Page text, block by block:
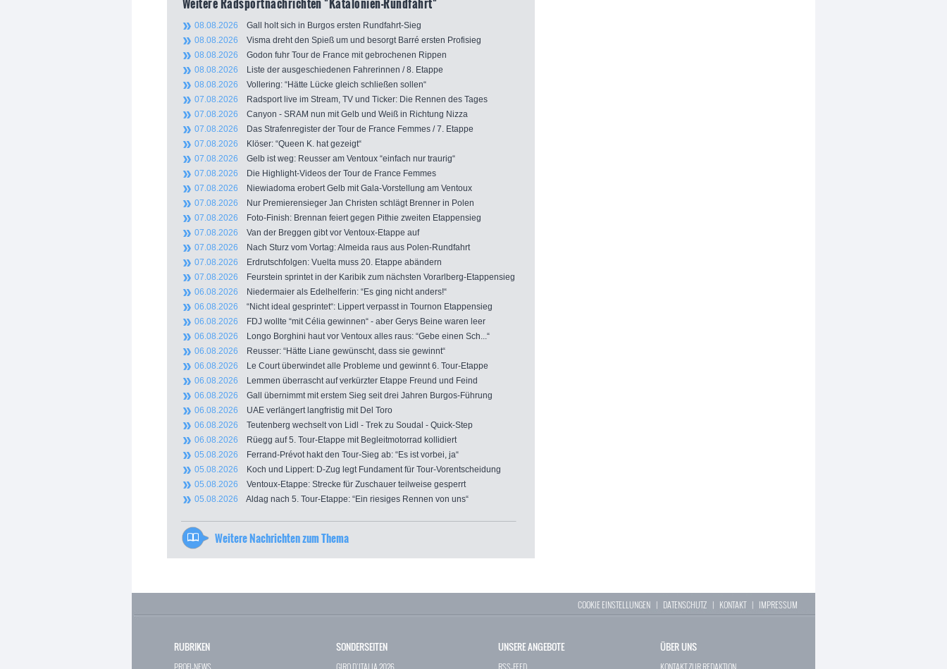
Weitere Radsportnachrichten "Katalonien-Rundfahrt"
08.08.2026 Gall holt sich in Burgos ersten Rundfahrt-Sieg
08.08.2026 Visma dreht den Spieß um und besorgt Barré ersten Profisieg
08.08.2026 Godon fuhr Tour de France mit gebrochenen Rippen
08.08.2026 Liste der ausgeschiedenen Fahrerinnen / 8. Etappe
08.08.2026 Vollering: “Hätte Lücke gleich schließen sollen“
07.08.2026 Radsport live im Stream, TV und Ticker: Die Rennen des Tages
07.08.2026 Canyon - SRAM nun mit Gelb und Weiß in Richtung Nizza
07.08.2026 Das Strafenregister der Tour de France Femmes / 7. Etappe
07.08.2026 Klöser: “Queen K. hat gezeigt“
07.08.2026 Gelb ist weg: Reusser am Ventoux “einfach nur traurig“
07.08.2026 Die Highlight-Videos der Tour de France Femmes
07.08.2026 Niewiadoma erobert Gelb mit Gala-Vorstellung am Ventoux
07.08.2026 Nur Premierensieger Jan Christen schlägt Brenner in Polen
07.08.2026 Foto-Finish: Brennan feiert gegen Pithie zweiten Etappensieg
07.08.2026 Van der Breggen gibt vor Ventoux-Etappe auf
07.08.2026 Nach Sturz vom Vortag: Almeida raus aus Polen-Rundfahrt
07.08.2026 Erdrutschfolgen: Vuelta muss 20. Etappe abändern
07.08.2026 Feurstein sprintet in der Karibik zum nächsten Vorarlberg-Etappensieg
06.08.2026 Niedermaier als Edelhelferin: “Es ging nicht anders!“
06.08.2026 “Nicht ideal gesprintet“: Lippert verpasst in Tournon Etappensieg
06.08.2026 FDJ wollte “mit Célia gewinnen“ - aber Gerys Beine waren leer
06.08.2026 Longo Borghini haut vor Ventoux alles raus: “Gebe einen Sch...“
06.08.2026 Reusser: “Hätte Liane gewünscht, dass sie gewinnt“
06.08.2026 Le Court überwindet alle Probleme und gewinnt 6. Tour-Etappe
06.08.2026 Lemmen überrascht auf verkürzter Etappe Freund und Feind
06.08.2026 Gall übernimmt mit erstem Sieg seit drei Jahren Burgos-Führung
06.08.2026 UAE verlängert langfristig mit Del Toro
06.08.2026 Teutenberg wechselt von Lidl - Trek zu Soudal - Quick-Step
06.08.2026 Rüegg auf 5. Tour-Etappe mit Begleitmotorrad kollidiert
05.08.2026 Ferrand-Prévot hakt den Tour-Sieg ab: “Es ist vorbei, ja“
05.08.2026 Koch und Lippert: D-Zug legt Fundament für Tour-Vorentscheidung
05.08.2026 Ventoux-Etappe: Strecke für Zuschauer teilweise gesperrt
05.08.2026 Aldag nach 5. Tour-Etappe: “Ein riesiges Rennen von uns“
Weitere Nachrichten zum Thema
COOKIE EINSTELLUNGEN | DATENSCHUTZ | KONTAKT| IMPRESSUM
RUBRIKEN
PROFI-NEWS
SONDERSEITEN
GIRO D`ITALIA 2026
UNSERE ANGEBOTE
RSS-FEED
ÜBER UNS
KONTAKT ZUR REDAKTION